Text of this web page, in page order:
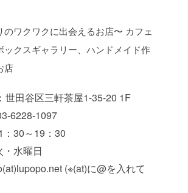
のワクワクに出会えるお店〜 カフェ
ックスギャラリー、ハンドメイド作
店
世田谷区三軒茶屋1-35-20 1F
6228-1097
：30～19：30
水曜日
(※(at)に@を入れて